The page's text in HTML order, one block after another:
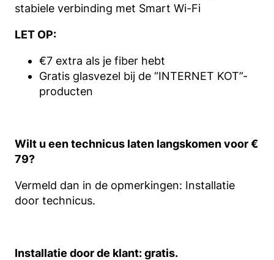
stabiele verbinding met Smart Wi-Fi
LET OP:
€7 extra als je fiber hebt
Gratis glasvezel bij de “INTERNET KOT”-
producten
Wilt u een technicus laten langskomen voor €
79?
Vermeld dan in de opmerkingen: Installatie
door technicus.
Installatie door de klant: gratis.